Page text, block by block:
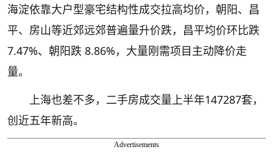
海淀依靠大户型豪宅结构性成交拉高均价，朝阳、昌
平、房山等近郊远郊普遍量升价跌，昌平均价环比跌
7.47%、朝阳跌 8.86%，大量刚需项目主动降价走
量。
上海也差不多，二手房成交量上半年147287套，
创近五年新高。
Advertisements